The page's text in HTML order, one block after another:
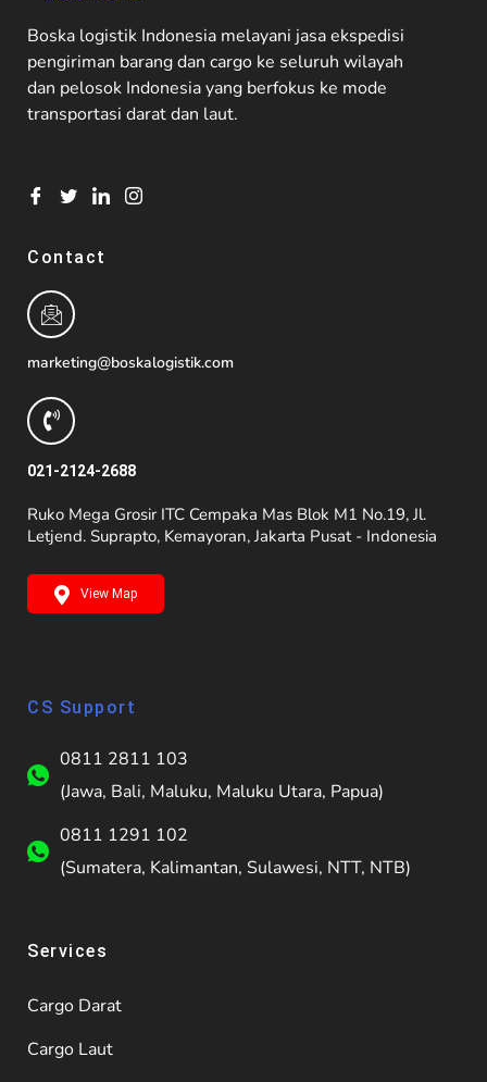
Boska logistik Indonesia melayani jasa ekspedisi
pengiriman barang dan cargo ke seluruh wilayah
dan pelosok Indonesia yang berfokus ke mode
transportasi darat dan laut.
Contact
marketing@boskalogistik.com
021-2124-2688
Ruko Mega Grosir ITC Cempaka Mas Blok M1 No.19, Jl.
Letjend. Suprapto, Kemayoran, Jakarta Pusat - Indonesia
View Map
CS Support
0811 2811 103
(Jawa, Bali, Maluku, Maluku Utara, Papua)
0811 1291 102
(Sumatera, Kalimantan, Sulawesi, NTT, NTB)
Services
Cargo Darat
Cargo Laut